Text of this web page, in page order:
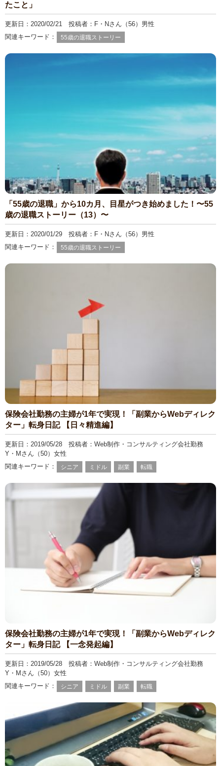
たこと」
更新日：2020/02/21 投稿者：F・Nさん（56）男性
関連キーワード：
55歳の退職ストーリー
「55歳の退職」から10カ月、目星がつき始めました！〜55
歳の退職ストーリー（13）〜
更新日：2020/01/29 投稿者：F・Nさん（56）男性
関連キーワード：
55歳の退職ストーリー
保険会社勤務の主婦が1年で実現！「副業からWebディレク
ター」転身日記 【日々精進編】
更新日：2019/05/28 投稿者：Web制作・コンサルティング会社勤務
Y・Mさん（50）女性
関連キーワード：
シニア ミドル 副業 転職
保険会社勤務の主婦が1年で実現！「副業からWebディレク
ター」転身日記 【一念発起編】
更新日：2019/05/28 投稿者：Web制作・コンサルティング会社勤務
Y・Mさん（50）女性
関連キーワード：
シニア ミドル 副業 転職